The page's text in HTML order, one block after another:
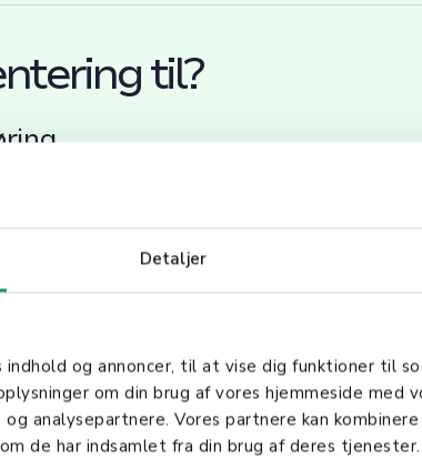
Detaljer
og annoncer, til at vise dig funktioner til
om din brug af vores hjemmeside med
analysepartnere. Vores partnere kan
de har indsamlet fra din brug af deres tjenester.
til?
fokusere sine
Dette fører til mer effektiv bruk av
å treffe de rette målgruppene med
som kan brukes i produktutvikling. Ved å
kan bedrifter skreddersy nye
mer presist.